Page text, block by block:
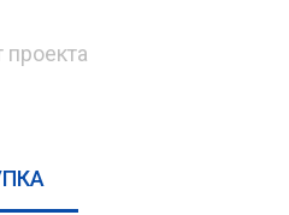
проекта